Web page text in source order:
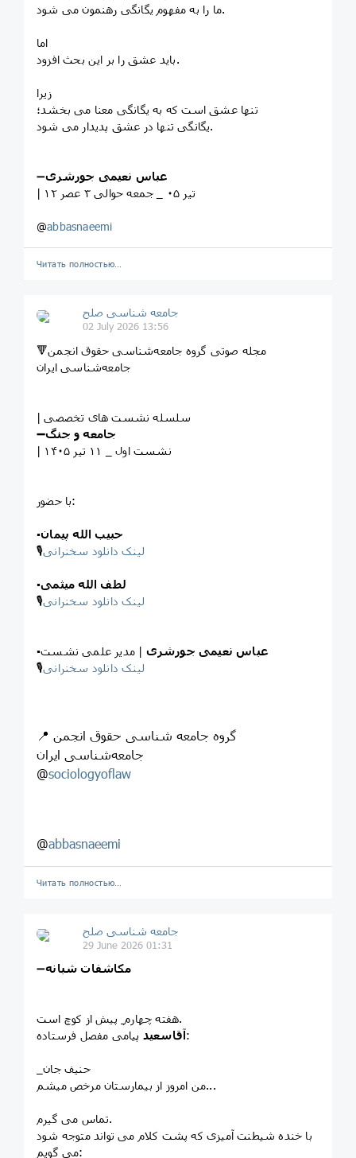
ما را به مفهوم یگانگی رهنمون می شود.
اما
باید عشق را بر این بحث افزود.
زیرا
تنها عشق است که به یگانگی معنا می بخشد؛
یگانگی تنها در عشق پدیدار می شود.
➖عباس نعیمی جورشری
| ۱۲ تیر ۰۵ _ جمعه حوالی ۳ عصر
@abbasnaeemi
Читать полностью…
جامعه شناسی صلح
02 July 2026 13:56
🔻مجله صوتی گروه جامعه‌شناسی حقوق انجمن
جامعه‌شناسی ایران
| سلسله نشست های تخصصی
➖جامعه و جنگ
| نشست اول _ ۱۱ تیر ۱۴۰۵
با حضور:
▪️حبیب الله پیمان
🎙لینک دانلود سخنرانی
▪️لطف الله میثمی
🎙لینک دانلود سخنرانی
▪️ عباس نعیمی جورشری | مدیر علمی نشست
🎙لینک دانلود سخنرانی
📍 گروه جامعه شناسی حقوق انجمن
جامعه‌شناسی ایران
@sociologyoflaw
@abbasnaeemi
Читать полностью…
جامعه شناسی صلح
29 June 2026 01:31
➖مکاشفات شبانه
هفته چهارم ِ پیش از کوچ است.
آقاسعید پیامی مفصل فرستاده:
_حنیف جان
من امروز از بیمارستان مرخص میشم...
تماس می گیرم.
با خنده شیطنت آمیزی که پشت کلام می تواند متوجه شود
می گویم: